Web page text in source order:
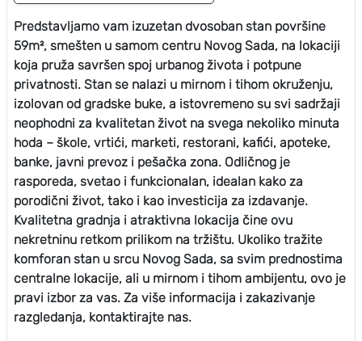
Predstavljamo vam izuzetan dvosoban stan površine
59m², smešten u samom centru Novog Sada, na lokaciji
koja pruža savršen spoj urbanog života i potpune
privatnosti. Stan se nalazi u mirnom i tihom okruženju,
izolovan od gradske buke, a istovremeno su svi sadržaji
neophodni za kvalitetan život na svega nekoliko minuta
hoda – škole, vrtići, marketi, restorani, kafići, apoteke,
banke, javni prevoz i pešačka zona. Odličnog je
rasporeda, svetao i funkcionalan, idealan kako za
porodični život, tako i kao investicija za izdavanje.
Kvalitetna gradnja i atraktivna lokacija čine ovu
nekretninu retkom prilikom na tržištu. Ukoliko tražite
komforan stan u srcu Novog Sada, sa svim prednostima
centralne lokacije, ali u mirnom i tihom ambijentu, ovo je
pravi izbor za vas. Za više informacija i zakazivanje
razgledanja, kontaktirajte nas.